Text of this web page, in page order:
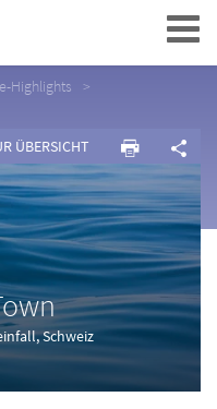
Navigation
Highlights
ÜBERSICHT
Schweiz